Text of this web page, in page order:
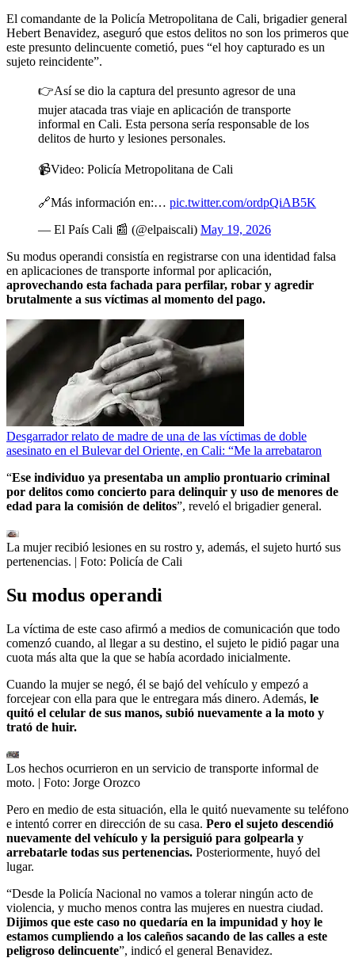
El comandante de la Policía Metropolitana de Cali, brigadier general
Hebert Benavidez, aseguró que estos delitos no son los primeros que
este presunto delincuente cometió, pues “el hoy capturado es un
sujeto reincidente”.
👉Así se dio la captura del presunto agresor de una
mujer atacada tras viaje en aplicación de transporte
informal en Cali. Esta persona sería responsable de los
delitos de hurto y lesiones personales.
📹Video: Policía Metropolitana de Cali
🔗Más información en:… pic.twitter.com/ordpQiAB5K
— El País Cali 📰 (@elpaiscali) May 19, 2026
Su modus operandi consistía en registrarse con una identidad falsa
en aplicaciones de transporte informal por aplicación,
aprovechando esta fachada para perfilar, robar y agredir
brutalmente a sus víctimas al momento del pago.
Desgarrador relato de madre de una de las víctimas de doble
asesinato en el Bulevar del Oriente, en Cali: “Me la arrebataron
“Ese individuo ya presentaba un amplio prontuario criminal
por delitos como concierto para delinquir y uso de menores de
edad para la comisión de delitos”, reveló el brigadier general.
La mujer recibió lesiones en su rostro y, además, el sujeto hurtó sus
pertenencias. | Foto: Policía de Cali
Su modus operandi
La víctima de este caso afirmó a medios de comunicación que todo
comenzó cuando, al llegar a su destino, el sujeto le pidió pagar una
cuota más alta que la que se había acordado inicialmente.
Cuando la mujer se negó, él se bajó del vehículo y empezó a
forcejear con ella para que le entregara más dinero. Además, le
quitó el celular de sus manos, subió nuevamente a la moto y
trató de huir.
Los hechos ocurrieron en un servicio de transporte informal de
moto. | Foto: Jorge Orozco
Pero en medio de esta situación, ella le quitó nuevamente su teléfono
e intentó correr en dirección de su casa. Pero el sujeto descendió
nuevamente del vehículo y la persiguió para golpearla y
arrebatarle todas sus pertenencias. Posteriormente, huyó del
lugar.
“Desde la Policía Nacional no vamos a tolerar ningún acto de
violencia, y mucho menos contra las mujeres en nuestra ciudad.
Dijimos que este caso no quedaría en la impunidad y hoy le
estamos cumpliendo a los caleños sacando de las calles a este
peligroso delincuente”, indicó el general Benavidez.